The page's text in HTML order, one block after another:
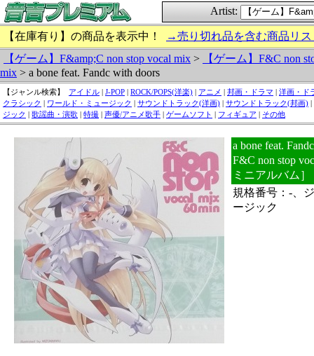
Artist:
【在庫有り】の商品を表示中！
→売り切れ品を含む商品リ
【ゲーム】F&amp;C non stop vocal mix >
【ゲーム】F&C non
mix > a bone feat. Fandc with doors
【ジャンル検索】 アイドル | J-POP | ROCK/POPS(洋楽) | アニメ | 邦画・ドラマ | 洋画・ド
クラシック | ワールド・ミュージック | サウンドトラック(洋画) | サウンドトラック(邦画) |
ジック | 歌謡曲・演歌 | 特撮 | 声優/アニメ歌手 | ゲームソフト | フィギュア | その他
a bone feat.
F&C non stop
ミニアルバム］
規格番号：-、
ージック